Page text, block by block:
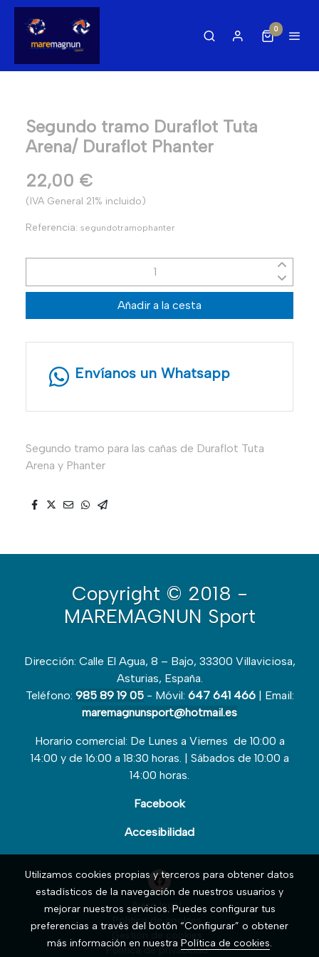
0
Segundo tramo Duraflot Tuta
Arena/ Duraflot Phanter
22,00 €
(IVA General 21% incluido)
Referencia: segundotramophanter
Añadir a la cesta
Envíanos un Whatsapp
Segundo tramo para las cañas de Duraflot Tuta
Arena y Phanter
Copyright © 2018 -
MAREMAGNUN Sport
Dirección: Calle El Agua, 8 – Bajo, 33300 Villaviciosa,
Asturias, España.
Teléfono: 985 89 19 05- Móvil: 647 641 466| Email:
maremagnunsport@hotmail.es
Horario comercial: De Lunes a Viernes de 10:00 a
14:00 y de 16:00 a 18:30 horas. | Sábados de 10:00 a
14:00 horas.
Facebook
Accesibilidad
Aviso legal
Política de cookies
Política de privacidad
Utilizamos cookies propias y terceros para obtener datos
estadísticos de la navegación de nuestros usuarios y
mejorar nuestros servicios. Puedes configurar tus
preferencias a través del botón “Configurar” o obtener
más información en nuestra Política de cookies.